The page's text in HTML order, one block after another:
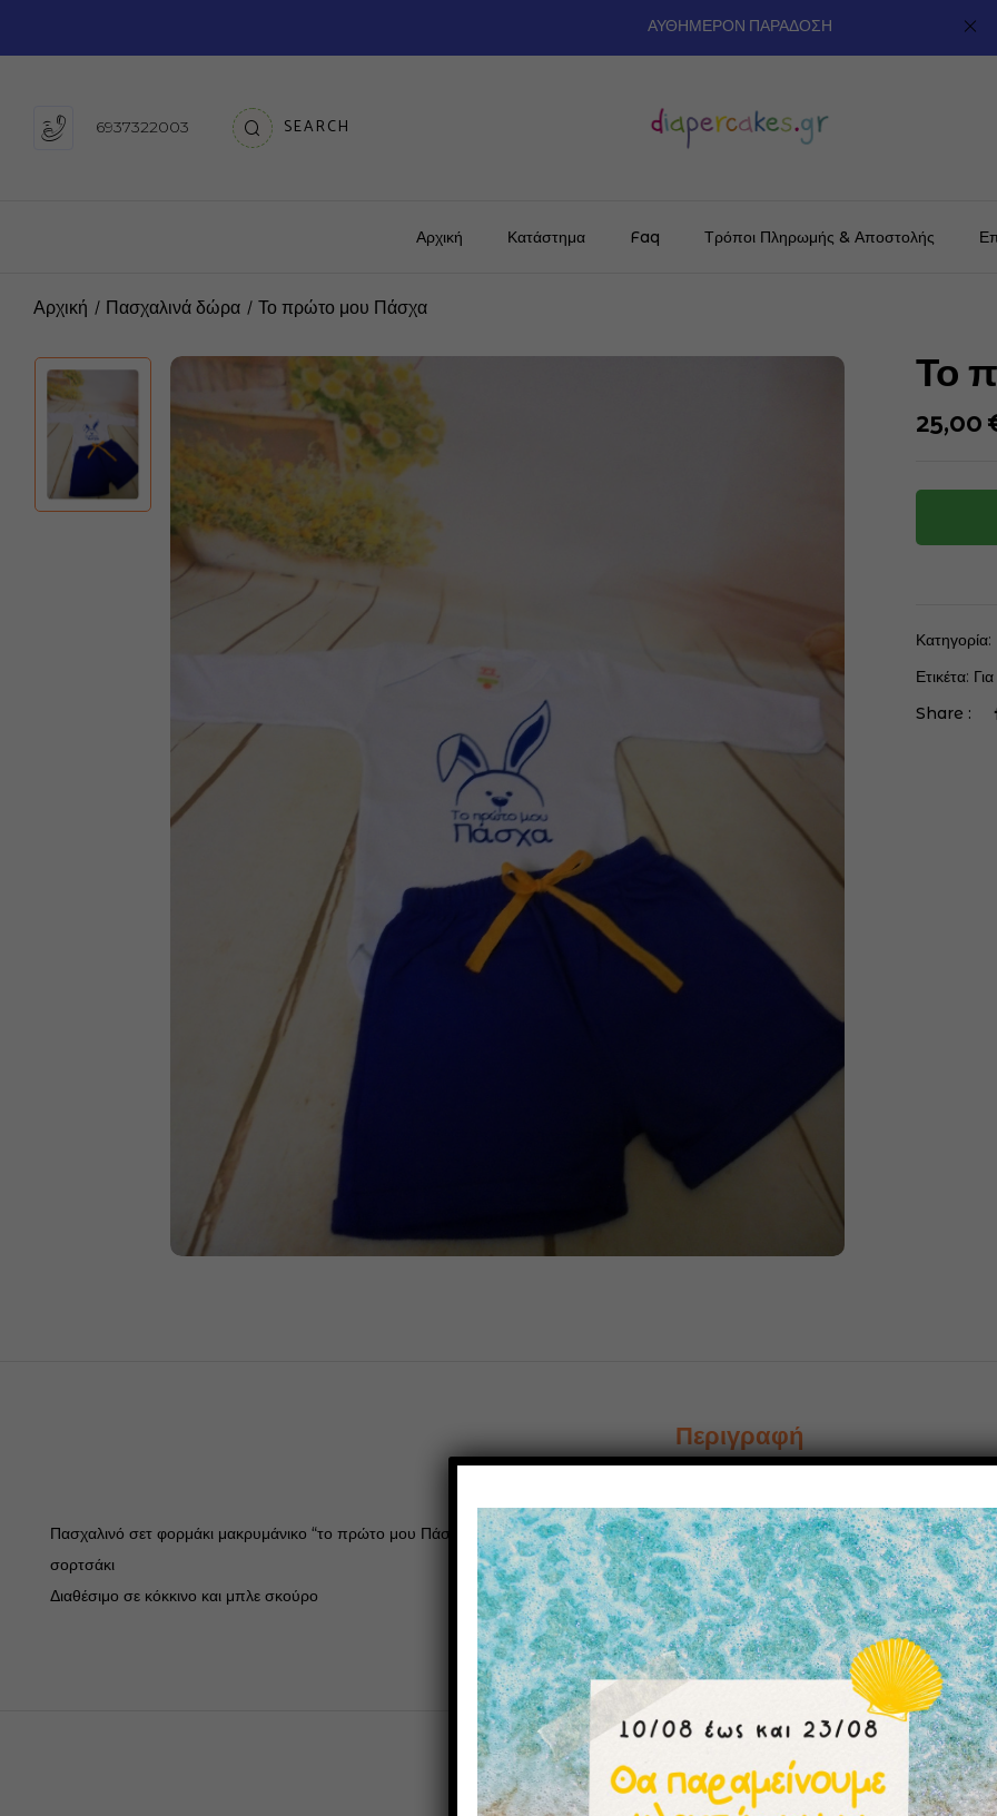
ΑΥΘΗΜΕΡΟΝ ΠΑΡΑΔΟΣΗ
6937322003 SEARCH
Αρχική Κατάστημα Faq Τρόποι Πληρωμής & Αποστολής
Αρχική Πασχαλινά δώρα Το πρώτο μου Πάσχα
Το
25,00
Κατηγορία:
Ετικέτα:
Share :
Περιγραφή
Πασχαλινό σετ φορμάκι μακρυμάνικο “το πρώτο μου Πάσχα” (0-3, 3-6, 6-12μηνών)
σορτσάκι
Διαθέσιμο σε κόκκινο και μπλε σκούρο
Μπορεί επίσης να σας αρέσουν